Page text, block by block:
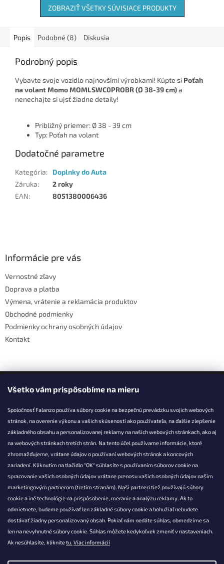
Všetko vám prispôsobíme na mieru
Spoločnosť Falanzo používa súbory cookie na bezpečnú prevádzku svojich webových
stránok, na overenie výkonu a vašich skúseností ako používateľa, na ďalšie zlepšenie
základného obsahu a personalizovanej reklamy na našich webových stránkach, ako aj
na webových stránkach tretích strán. Na tento účel používame informácie, ktoré
zhromažďujeme, vrátane údajov o používaní webových stránok a koncových
zariadení. Kliknutím na tlačidlo "OK" súhlasíte s používaním súborov cookie na
spracovanie vašich osobných údajov vrátane prenosu vašich osobných údajov našim
marketingovým partnerom (tretím stranám). Naši partneri tiež používajú súbory
cookie a iné technológie na prispôsobenie, meranie a analýzu reklamy. Ak to
odmietnete, budeme používať len základné súbory cookie a bohužiaľ nebudete
dostávať žiadny personalizovaný obsah. Pokiaľ nám nedáte súhlas, obmedzíme sa
len na nevyhnutné súbory cookie. Súhlas môžete kedykoľvek zmeniť v nastaveniach.
Ak nesúhlasíte, kliknitetu. Viac informácií
ZOBRAZIŤ VŠETKY SÚVISIACE PRODUKTY
Popis Podobné (8) Diskusia
Podrobný popis
Vybavte svoje vozidlo najnovšími výrobkami! Kúpte si Poťah
na volant Momo MOMLSWC0PROBR (Ø 38-39 cm)a
nenechajte si ujsť žiadne detaily!
Približný priemer: Ø 38 - 39 cm
Typ: Poťah na volant
Dodatočné parametre
Kategória:
Doplnky do Auta
Záruka:
2 roky
EAN: 8051380006436
Informácie pre vás
Vernostné zľavy
Doprava a platba
Výmena, vrátenie a reklamácia produktov
Obchodné podmienky
Podmienky ochrany osobných údajov
Kontakt
Facebook
KONTAKT
info@falanzo.sk
Falanzo.sk
FalanzoSK